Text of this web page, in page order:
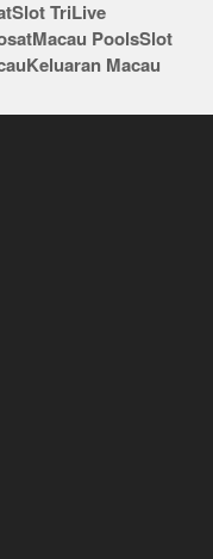
Slot TriLive
Macau PoolsSlot
Keluaran Macau